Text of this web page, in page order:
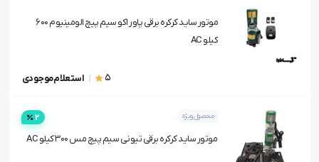
موتور ساید کرکره برقی پاور اکو سیم پیچ الومینیوم 600
کیلو AC
5 استعلام موجودی
محصول ویژه
موتور ساید کرکره برقی تیونی سیم پیچ مس 300 کیلو AC
2